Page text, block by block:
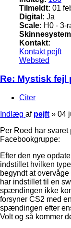
Tilmeldt: 01
Digital: Ja
Scale: H0 - 3-
Kontakt:
Kontakt pejft
Websted
Re: Mystisk fejl
Citer
Indlæg af pejft » 04
Per Roed har
Facebookgruppe:
Efter den nye
indstillet hvilken
begyndt at
har indstillet til en
spændingen ikke
forsyner CS2 med
spændingen efter
Volt og så kommer